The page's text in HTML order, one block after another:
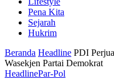
Pena Kita
Sejarah
Hukrim
Beranda Headline PDI
Wasekjen Partai Demokrat
HeadlinePar-Pol